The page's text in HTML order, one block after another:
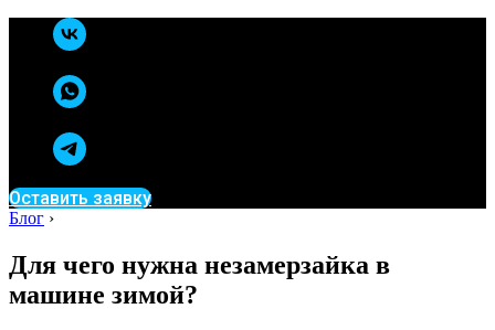
Оставить заявку
Блог ›
Для чего нужна незамерзайка в
машине зимой?